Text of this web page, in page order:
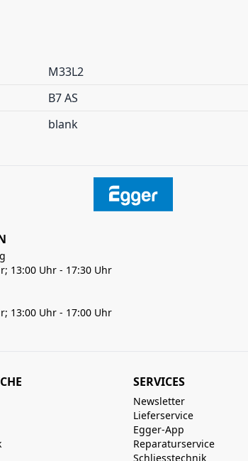
M33L2
B7 AS
blank
13:00 Uhr - 17:30 Uhr
13:00 Uhr - 17:00 Uhr
SERVICES
Newsletter
Lieferservice
Egger-App
Reparaturservice
Schliesstechnik